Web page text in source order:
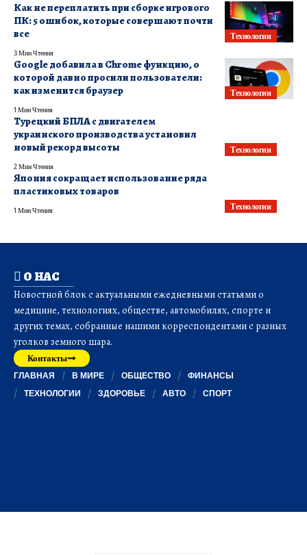
Технологии
Как не переплатить при сборке игрового
ПК: 5 ошибок, которые совершают почти
все
3 Мин Чтения
Технологии
Google добавила в Chrome функцию, о
которой давно просили пользователи:
как изменится браузер
1 Мин Чтения
Технологии
Турецкий БПЛА с двигателем
украинского производства установил
новый рекорд высоты
2 Мин Чтения
Технологии
Япония сокращает использование ряда
пластиковых товаров
1 Мин Чтения
О НАС
Новостной блок с актуальными ежедневными статьями о
медицине, технологиях, обществе, автомобилях, спорте и
других темах, собранные нашими корреспондентами с разных
уголков земного шара.
Контакты
ГЛАВНАЯ В МИРЕ ОБЩЕСТВО
ФИНАНСЫ
ТЕХНОЛОГИИ
ЗДОРОВЬЕ АВТО СПОРТ